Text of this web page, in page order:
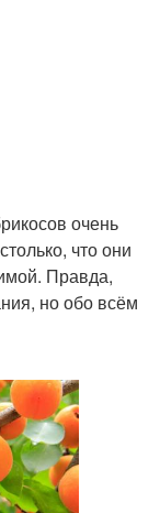
очень
что они
Правда,
но обо всём